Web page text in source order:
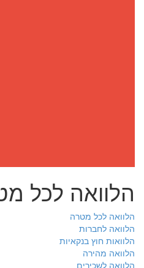
הלוואה לכל
הלוואה לכל מטרה
הלוואה לחברות
הלוואות חוץ בנקאיות
הלוואה מהירה
הלוואה לשכירים